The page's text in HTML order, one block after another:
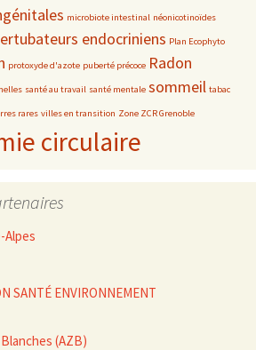
microbiote intestinal néonicotinoïdes
endocriniens Plan Ecophyto
protoxyde d'azote puberté précoce Radon
santé au travail santé mentale sommeil tabac
rares villes en transition Zone ZCR Grenoble
circulaire
Alpes
SANTÉ ENVIRONNEMENT
(AZB)